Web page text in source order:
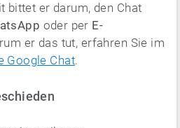
bittet er darum, den Chat
oder per E-
er das tut, erfahren Sie im
Google Chat.